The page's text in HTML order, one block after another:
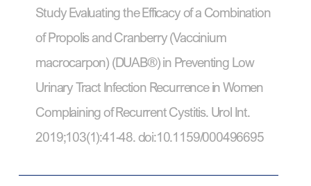
Study Evaluating the Efficacy of a Combination
of Propolis and Cranberry (Vaccinium
macrocarpon) (DUAB®) in Preventing Low
Urinary Tract Infection Recurrence in Women
Complaining of Recurrent Cystitis. Urol Int.
2019;103(1):41-48. doi:10.1159/000496695